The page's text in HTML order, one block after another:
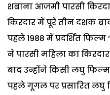
शबाना आजमी पारसी
किरदार में पूरे तीन दशक
पहले 1988 में प्रदर्शित
ने पारसी महिला का
बाद उन्होंने किसी लघु
पहले गूगल पर प्रसारित लघु